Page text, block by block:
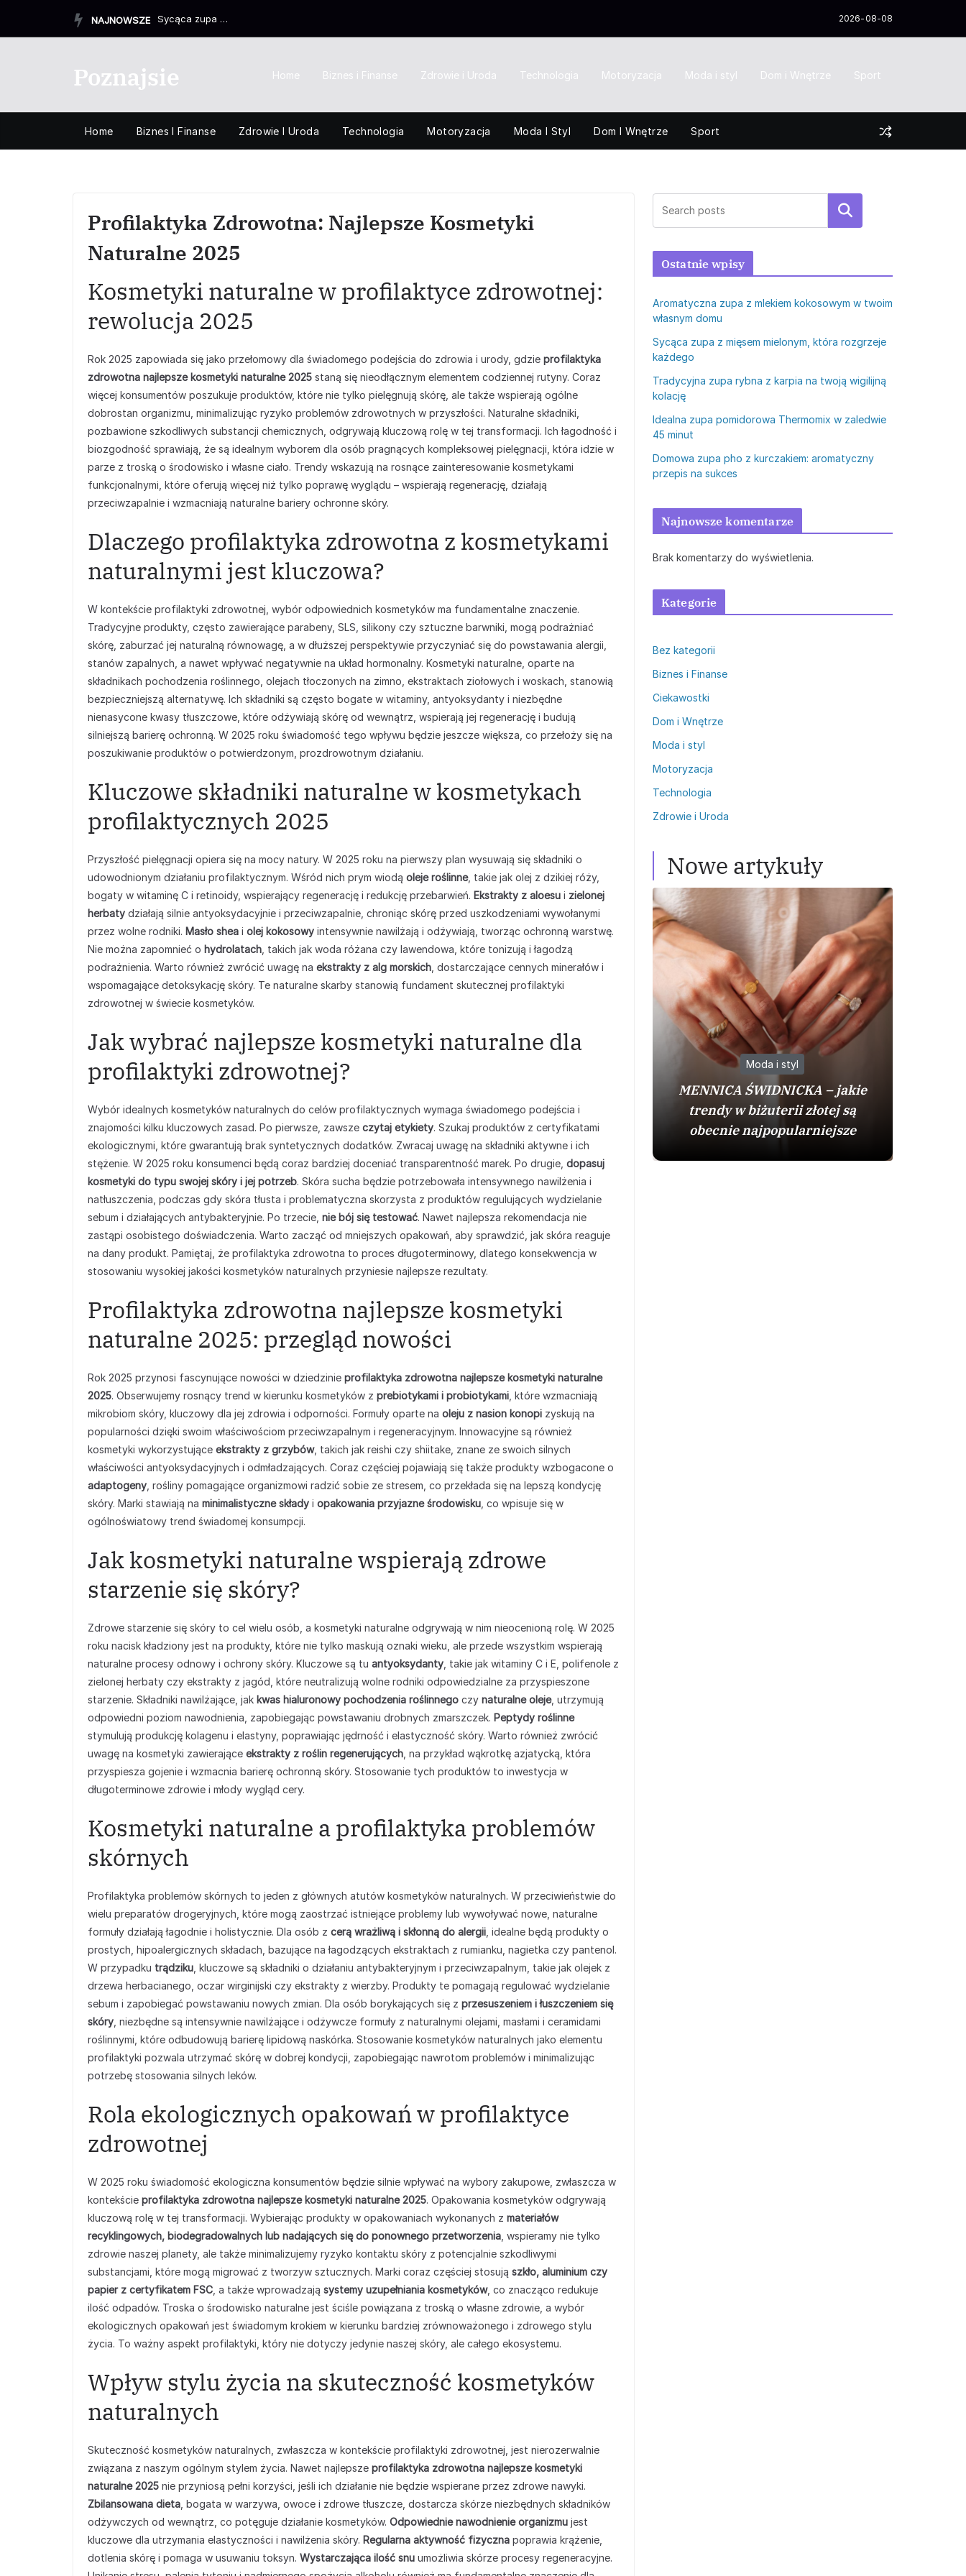
NAJNOWSZE Sycąca zupa z mięsem mielonym, która rozgrzeje każdego 2026-08-08
Poznajsie Home Biznes i Finanse Zdrowie i Uroda Technologia Motoryzacja Moda i styl Dom i Wnętrze Sport
Home Biznes I Finanse Zdrowie I Uroda Technologia Motoryzacja Moda I Styl Dom I Wnętrze Sport
Profilaktyka Zdrowotna: Najlepsze Kosmetyki
Naturalne 2025
Kosmetyki naturalne w profilaktyce zdrowotnej:
rewolucja 2025
Rok 2025 zapowiada się jako przełomowy dla świadomego podejścia do zdrowia i urody, gdzie profilaktyka
zdrowotna najlepsze kosmetyki naturalne 2025 staną się nieodłącznym elementem codziennej rutyny. Coraz
więcej konsumentów poszukuje produktów, które nie tylko pielęgnują skórę, ale także wspierają ogólne
dobrostan organizmu, minimalizując ryzyko problemów zdrowotnych w przyszłości. Naturalne składniki,
pozbawione szkodliwych substancji chemicznych, odgrywają kluczową rolę w tej transformacji. Ich łagodność i
biozgodność sprawiają, że są idealnym wyborem dla osób pragnących kompleksowej pielęgnacji, która idzie w
parze z troską o środowisko i własne ciało. Trendy wskazują na rosnące zainteresowanie kosmetykami
funkcjonalnymi, które oferują więcej niż tylko poprawę wyglądu – wspierają regenerację, działają
przeciwzapalnie i wzmacniają naturalne bariery ochronne skóry.
Dlaczego profilaktyka zdrowotna z kosmetykami
naturalnymi jest kluczowa?
W kontekście profilaktyki zdrowotnej, wybór odpowiednich kosmetyków ma fundamentalne znaczenie.
Tradycyjne produkty, często zawierające parabeny, SLS, silikony czy sztuczne barwniki, mogą podrażniać
skórę, zaburzać jej naturalną równowagę, a w dłuższej perspektywie przyczyniać się do powstawania alergii,
stanów zapalnych, a nawet wpływać negatywnie na układ hormonalny. Kosmetyki naturalne, oparte na
składnikach pochodzenia roślinnego, olejach tłoczonych na zimno, ekstraktach ziołowych i woskach, stanowią
bezpieczniejszą alternatywę. Ich składniki są często bogate w witaminy, antyoksydanty i niezbędne
nienasycone kwasy tłuszczowe, które odżywiają skórę od wewnątrz, wspierają jej regenerację i budują
silniejszą barierę ochronną. W 2025 roku świadomość tego wpływu będzie jeszcze większa, co przełoży się na
poszukiwanie produktów o potwierdzonym, prozdrowotnym działaniu.
Kluczowe składniki naturalne w kosmetykach
profilaktycznych 2025
Przyszłość pielęgnacji opiera się na mocy natury. W 2025 roku na pierwszy plan wysuwają się składniki o
udowodnionym działaniu profilaktycznym. Wśród nich prym wiodą oleje roślinne, takie jak olej z dzikiej róży,
bogaty w witaminę C i retinoidy, wspierający regenerację i redukcję przebarwień. Ekstrakty z aloesu i zielonej
herbaty działają silnie antyoksydacyjnie i przeciwzapalnie, chroniąc skórę przed uszkodzeniami wywołanymi
przez wolne rodniki. Masło shea i olej kokosowy intensywnie nawilżają i odżywiają, tworząc ochronną warstwę.
Nie można zapomnieć o hydrolatach , takich jak woda różana czy lawendowa, które tonizują i łagodzą
podrażnienia. Warto również zwrócić uwagę na ekstrakty z alg morskich , dostarczające cennych minerałów i
wspomagające detoksykację skóry. Te naturalne skarby stanowią fundament skutecznej profilaktyki
zdrowotnej w świecie kosmetyków.
Jak wybrać najlepsze kosmetyki naturalne dla
profilaktyki zdrowotnej?
Wybór idealnych kosmetyków naturalnych do celów profilaktycznych wymaga świadomego podejścia i
znajomości kilku kluczowych zasad. Po pierwsze, zawsze czytaj etykiety. Szukaj produktów z certyfikatami
ekologicznymi, które gwarantują brak syntetycznych dodatków. Zwracaj uwagę na składniki aktywne i ich
stężenie. W 2025 roku konsumenci będą coraz bardziej doceniać transparentność marek. Po drugie, dopasuj
kosmetyki do typu swojej skóry i jej potrzeb. Skóra sucha będzie potrzebowała intensywnego nawilżenia i
natłuszczenia, podczas gdy skóra tłusta i problematyczna skorzysta z produktów regulujących wydzielanie
sebum i działających antybakteryjnie. Po trzecie, nie bój się testować. Nawet najlepsza rekomendacja nie
zastąpi osobistego doświadczenia. Warto zacząć od mniejszych opakowań, aby sprawdzić, jak skóra reaguje
na dany produkt. Pamiętaj, że profilaktyka zdrowotna to proces długoterminowy, dlatego konsekwencja w
stosowaniu wysokiej jakości kosmetyków naturalnych przyniesie najlepsze rezultaty.
Profilaktyka zdrowotna najlepsze kosmetyki
naturalne 2025: przegląd nowości
Rok 2025 przynosi fascynujące nowości w dziedzinie profilaktyka zdrowotna najlepsze kosmetyki naturalne
2025. Obserwujemy rosnący trend w kierunku kosmetyków z prebiotykami i probiotykami , które wzmacniają
mikrobiom skóry, kluczowy dla jej zdrowia i odporności. Formuły oparte na oleju z nasion konopi zyskują na
popularności dzięki swoim właściwościom przeciwzapalnym i regeneracyjnym. Innowacyjne są również
kosmetyki wykorzystujące ekstrakty z grzybów, takich jak reishi czy shiitake, znane ze swoich silnych
właściwości antyoksydacyjnych i odmładzających. Coraz częściej pojawiają się także produkty wzbogacone o
adaptogeny , rośliny pomagające organizmowi radzić sobie ze stresem, co przekłada się na lepszą kondycję
skóry. Marki stawiają na minimalistyczne składy i opakowania przyjazne środowisku , co wpisuje się w
ogólnoświatowy trend świadomej konsumpcji.
Jak kosmetyki naturalne wspierają zdrowe
starzenie się skóry?
Zdrowe starzenie się skóry to cel wielu osób, a kosmetyki naturalne odgrywają w nim nieocenioną rolę. W 2025
roku nacisk kładziony jest na produkty, które nie tylko maskują oznaki wieku, ale przede wszystkim wspierają
naturalne procesy odnowy i ochrony skóry. Kluczowe są tu antyoksydanty , takie jak witaminy C i E, polifenole z
zielonej herbaty czy ekstrakty z jagód, które neutralizują wolne rodniki odpowiedzialne za przyspieszone
starzenie. Składniki nawilżające, jak kwas hialuronowy pochodzenia roślinnego czy naturalne oleje, utrzymują
odpowiedni poziom nawodnienia, zapobiegając powstawaniu drobnych zmarszczek. Peptydy roślinne
stymulują produkcję kolagenu i elastyny, poprawiając jędrność i elastyczność skóry. Warto również zwrócić
uwagę na kosmetyki zawierające ekstrakty z roślin regenerujących , na przykład wąkrotkę azjatycką, która
przyspiesza gojenie i wzmacnia barierę ochronną skóry. Stosowanie tych produktów to inwestycja w
długoterminowe zdrowie i młody wygląd cery.
Kosmetyki naturalne a profilaktyka problemów
skórnych
Profilaktyka problemów skórnych to jeden z głównych atutów kosmetyków naturalnych. W przeciwieństwie do
wielu preparatów drogeryjnych, które mogą zaostrzać istniejące problemy lub wywoływać nowe, naturalne
formuły działają łagodnie i holistycznie. Dla osób z cerą wrażliwą i skłonną do alergii , idealne będą produkty o
prostych, hipoalergicznych składach, bazujące na łagodzących ekstraktach z rumianku, nagietka czy pantenol.
W przypadku trądziku , kluczowe są składniki o działaniu antybakteryjnym i przeciwzapalnym, takie jak olejek z
drzewa herbacianego, oczar wirginijski czy ekstrakty z wierzby. Produkty te pomagają regulować wydzielanie
sebum i zapobiegać powstawaniu nowych zmian. Dla osób borykających się z przesuszeniem i łuszczeniem się
skóry , niezbędne są intensywnie nawilżające i odżywcze formuły z naturalnymi olejami, masłami i ceramidami
roślinnymi, które odbudowują barierę lipidową naskórka. Stosowanie kosmetyków naturalnych jako elementu
profilaktyki pozwala utrzymać skórę w dobrej kondycji, zapobiegając nawrotom problemów i minimalizując
potrzebę stosowania silnych leków.
Rola ekologicznych opakowań w profilaktyce
zdrowotnej
W 2025 roku świadomość ekologiczna konsumentów będzie silnie wpływać na wybory zakupowe, zwłaszcza w
kontekście profilaktyka zdrowotna najlepsze kosmetyki naturalne 2025. Opakowania kosmetyków odgrywają
kluczową rolę w tej transformacji. Wybierając produkty w opakowaniach wykonanych z materiałów
recyklingowych, biodegradowalnych lub nadających się do ponownego przetworzenia , wspieramy nie tylko
zdrowie naszej planety, ale także minimalizujemy ryzyko kontaktu skóry z potencjalnie szkodliwymi
substancjami, które mogą migrować z tworzyw sztucznych. Marki coraz częściej stosują szkło, aluminium czy
papier z certyfikatem FSC , a także wprowadzają systemy uzupełniania kosmetyków, co znacząco redukuje
ilość odpadów. Troska o środowisko naturalne jest ściśle powiązana z troską o własne zdrowie, a wybór
ekologicznych opakowań jest świadomym krokiem w kierunku bardziej zrównoważonego i zdrowego stylu
życia. To ważny aspekt profilaktyki, który nie dotyczy jedynie naszej skóry, ale całego ekosystemu.
Wpływ stylu życia na skuteczność kosmetyków
naturalnych
Skuteczność kosmetyków naturalnych, zwłaszcza w kontekście profilaktyki zdrowotnej, jest nierozerwalnie
związana z naszym ogólnym stylem życia. Nawet najlepsze profilaktyka zdrowotna najlepsze kosmetyki
naturalne 2025 nie przyniosą pełni korzyści, jeśli ich działanie nie będzie wspierane przez zdrowe nawyki.
Zbilansowana dieta , bogata w warzywa, owoce i zdrowe tłuszcze, dostarcza skórze niezbędnych składników
odżywczych od wewnątrz, co potęguje działanie kosmetyków. Odpowiednie nawodnienie organizmu jest
kluczowe dla utrzymania elastyczności i nawilżenia skóry. Regularna aktywność fizyczna poprawia krążenie,
dotlenia skórę i pomaga w usuwaniu toksyn. Wystarczająca ilość snu umożliwia skórze procesy regeneracyjne.
Szukaj
Ostatnie wpisy
Aromatyczna zupa z mlekiem kokosowym w twoim
własnym domu
Sycąca zupa z mięsem mielonym, która rozgrzeje
każdego
Tradycyjna zupa rybna z karpia na twoją wigilijną
kolację
Idealna zupa pomidorowa Thermomix w zaledwie
45 minut
Domowa zupa pho z kurczakiem: aromatyczny
przepis na sukces
Najnowsze komentarze
Brak komentarzy do wyświetlenia.
Kategorie
Bez kategorii
Biznes i Finanse
Ciekawostki
Dom i Wnętrze
Moda i styl
Motoryzacja
Technologia
Zdrowie i Uroda
Nowe artykuły
Moda i styl
MENNICA ŚWIDNICKA – jakie
trendy w biżuterii złotej są
obecnie najpopularniejsze